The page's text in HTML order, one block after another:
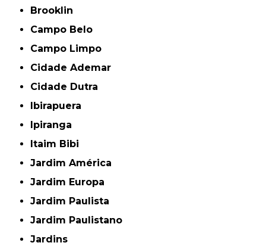
Brooklin
Campo Belo
Campo Limpo
Cidade Ademar
Cidade Dutra
Ibirapuera
Ipiranga
Itaim Bibi
Jardim América
Jardim Europa
Jardim Paulista
Jardim Paulistano
Jardins